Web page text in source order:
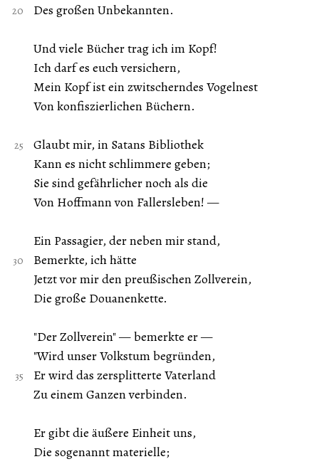
Des großen Unbekannten.
Und viele Bücher trag ich im Kopf!
Ich darf es euch versichern,
Mein Kopf ist ein zwitscherndes Vogelnest
Von konfiszierlichen Büchern.
Glaubt mir, in Satans Bibliothek
Kann es nicht schlimmere geben;
Sie sind gefährlicher noch als die
Von Hoffmann von Fallersleben! —
Ein Passagier, der neben mir stand,
Bemerkte, ich hätte
Jetzt vor mir den preußischen Zollverein,
Die große Douanenkette.
"Der Zollverein" — bemerkte er —
"Wird unser Volkstum begründen,
Er wird das zersplitterte Vaterland
Zu einem Ganzen verbinden.
Er gibt die äußere Einheit uns,
Die sogenannt materielle;